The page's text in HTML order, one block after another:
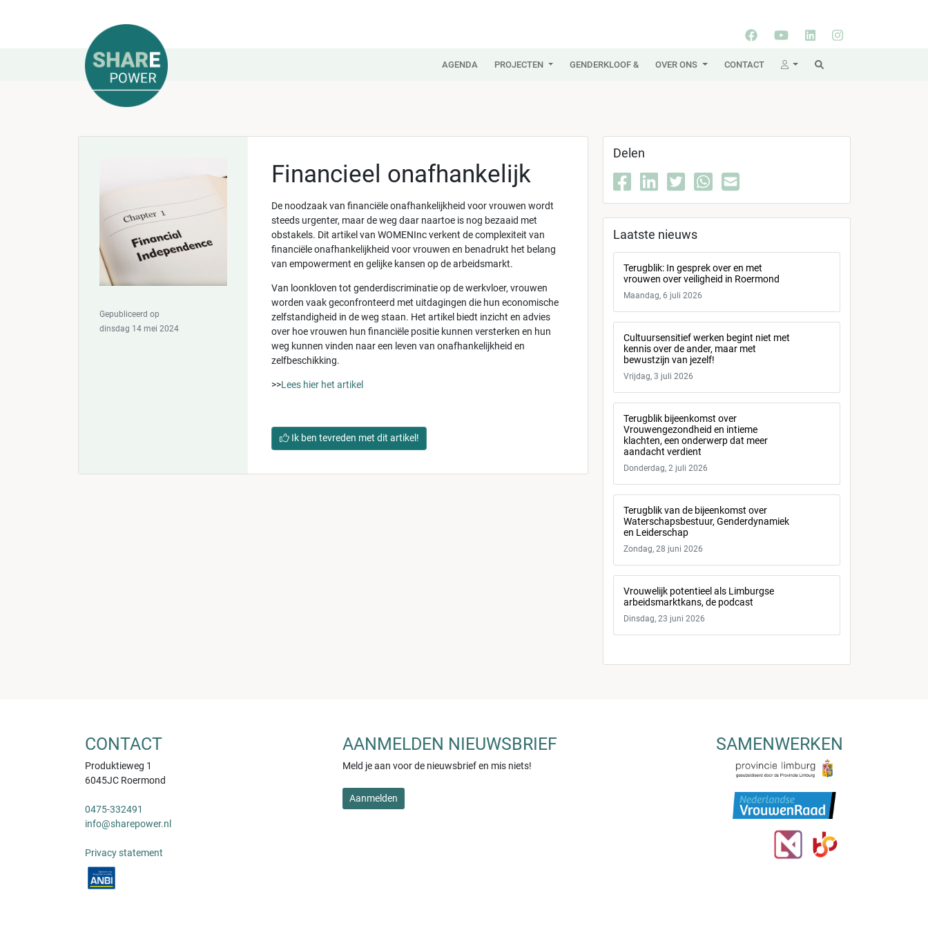
AGENDA PROJECTEN GENDERKLOOF & OVER ONS CONTACT
Gepubliceerd op
dinsdag 14 mei 2024
Financieel onafhankelijk
De noodzaak van financiële onafhankelijkheid voor vrouwen wordt
steeds urgenter, maar de weg daar naartoe is nog bezaaid met
obstakels. Dit artikel van WOMENInc verkent de complexiteit van
financiële onafhankelijkheid voor vrouwen en benadrukt het belang
van empowerment en gelijke kansen op de arbeidsmarkt.
Van loonkloven tot genderdiscriminatie op de werkvloer, vrouwen
worden vaak geconfronteerd met uitdagingen die hun economische
zelfstandigheid in de weg staan. Het artikel biedt inzicht en advies
over hoe vrouwen hun financiële positie kunnen versterken en hun
weg kunnen vinden naar een leven van onafhankelijkheid en
zelfbeschikking.
>>Lees hier het artikel
Ik ben tevreden met dit artikel!
Delen
Laatste nieuws
Terugblik: In gesprek over en met
vrouwen over veiligheid in Roermond
Maandag, 6 juli 2026
Cultuursensitief werken begint niet met
kennis over de ander, maar met
bewustzijn van jezelf!
Vrijdag, 3 juli 2026
Terugblik bijeenkomst over
Vrouwengezondheid en intieme
klachten, een onderwerp dat meer
aandacht verdient
Donderdag, 2 juli 2026
Terugblik van de bijeenkomst over
Waterschapsbestuur, Genderdynamiek
en Leiderschap
Zondag, 28 juni 2026
Vrouwelijk potentieel als Limburgse
arbeidsmarktkans, de podcast
Dinsdag, 23 juni 2026
CONTACT
Produktieweg 1
6045JC Roermond
0475-332491
info@sharepower.nl
Privacy statement
AANMELDEN NIEUWSBRIEF
Meld je aan voor de nieuwsbrief en mis niets!
Aanmelden
SAMENWERKEN